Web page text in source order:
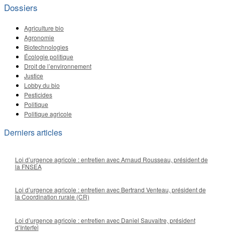
Dossiers
Agriculture bio
Agronomie
Biotechnologies
Écologie politique
Droit de l’environnement
Justice
Lobby du bio
Pesticides
Politique
Politique agricole
Derniers articles
Loi d’urgence agricole : entretien avec Arnaud Rousseau, président de
la FNSEA
Loi d’urgence agricole : entretien avec Bertrand Venteau, président de
la Coordination rurale (CR)
Loi d’urgence agricole : entretien avec Daniel Sauvaitre, président
d’Interfel